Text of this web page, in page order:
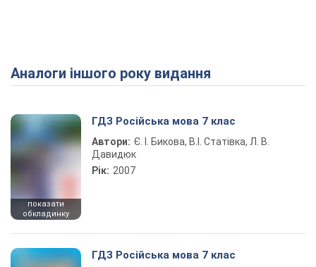
Play Video
Аналоги іншого року видання
показати
обкладинку
ГДЗ Російська мова 7 клас
Автори: Є. І. Бикова, В.І. Статівка, Л. В.
Давидюк
Рік: 2007
ГДЗ Російська мова 7 клас